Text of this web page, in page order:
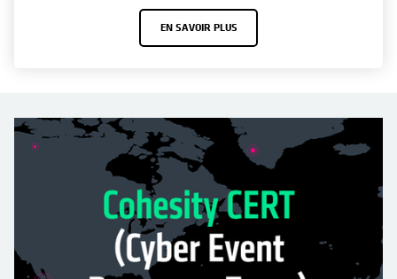
EN SAVOIR PLUS
S’OUVRE DANS UN NOUVEL ONGLET